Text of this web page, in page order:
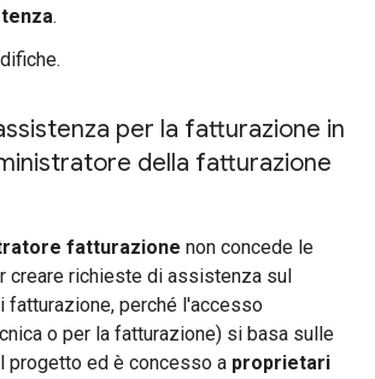
.
per la fatturazione in
della fatturazione
fatturazione non concede le
creare richieste di assistenza sul
fatturazione, perché l'accesso
o per la fatturazione) si basa sulle
progetto ed è concesso a proprietari